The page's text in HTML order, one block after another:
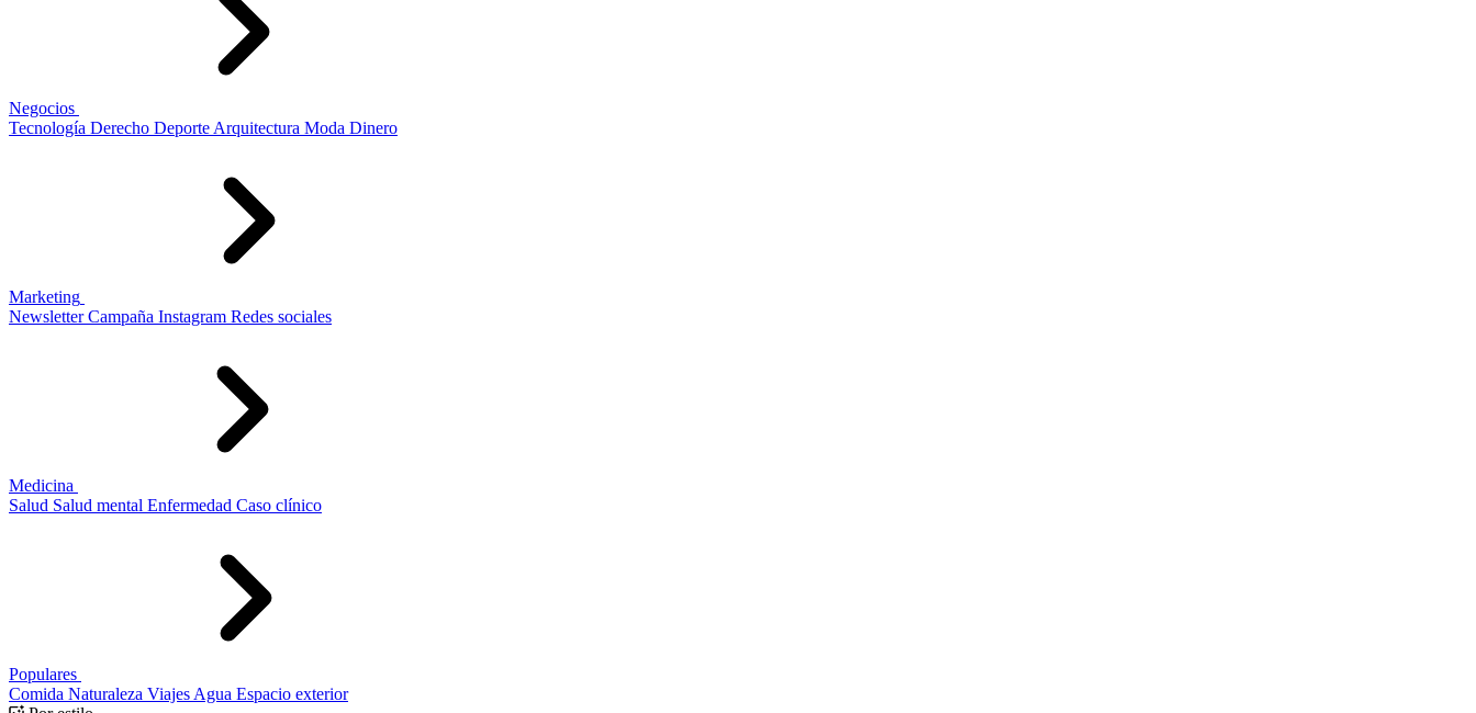
Negocios
Tecnología Derecho Deporte Arquitectura Moda Dinero
Marketing
Newsletter Campaña Instagram Redes sociales
Medicina
Salud Salud mental Enfermedad Caso clínico
Populares
Comida Naturaleza Viajes Agua Espacio exterior